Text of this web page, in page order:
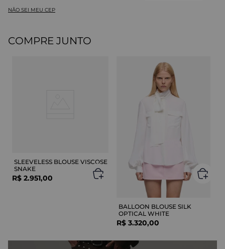
NÃO SEI MEU CEP
COMPRE JUNTO
SLEEVELESS BLOUSE VISCOSE
SNAKE
R$ 2.951,00
BALLOON BLOUSE SILK
OPTICAL WHITE
R$ 3.320,00